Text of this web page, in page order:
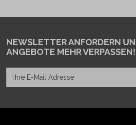
NEWSLETTER ANFORDERN
ANGEBOTE MEHR VERPASSEN!